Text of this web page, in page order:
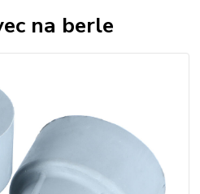
na berle